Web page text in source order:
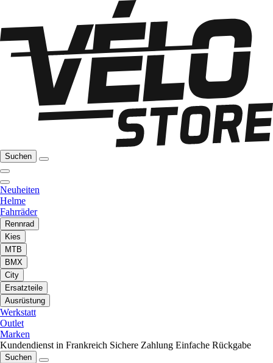
Suchen
Neuheiten
Helme
Fahrräder
Rennrad
Kies
MTB
BMX
City
Ersatzteile
Ausrüstung
Werkstatt
Outlet
Marken
Kundendienst in Frankreich Sichere Zahlung Einfache Rückgabe
Suchen